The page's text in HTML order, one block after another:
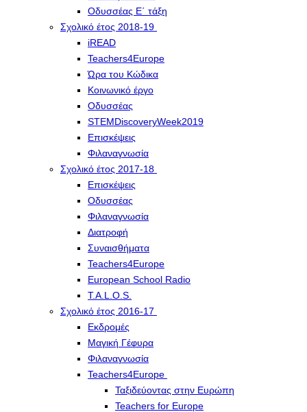
Οδυσσέας Ε΄ τάξη
Σχολικό έτος 2018-19
iREAD
Teachers4Europe
Ώρα του Κώδικα
Κοινωνικό έργο
Οδυσσέας
STEMDiscoveryWeek2019
Επισκέψεις
Φιλαναγνωσία
Σχολικό έτος 2017-18
Επισκέψεις
Οδυσσέας
Φιλαναγνωσία
Διατροφή
Συναισθήματα
Teachers4Europe
European School Radio
T.A.L.O.S.
Σχολικό έτος 2016-17
Εκδρομές
Μαγική Γέφυρα
Φιλαναγνωσία
Teachers4Europe
Ταξιδεύοντας στην Ευρώπη
Teachers for Europe